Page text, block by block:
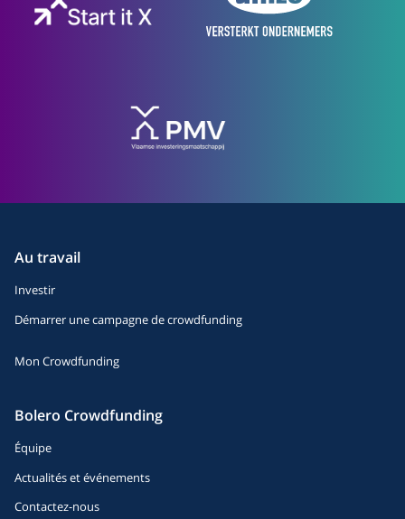
Au travail
Investir
Démarrer une campagne de crowdfunding
Mon Crowdfunding
Bolero Crowdfunding
Équipe
Actualités et événements
Contactez-nous